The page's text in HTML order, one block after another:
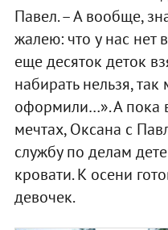
Павел. – А вообще,
жалею: что у нас нет
еще десяток деток
набирать нельзя,
оформили…». А пока
мечтах, Оксана с
службу по делам
кровати. К осени
девочек.